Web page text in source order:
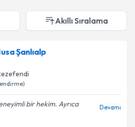
Akıllı Sıralama
Şanlıalp
bir hekim. Ayrıca
Devamı